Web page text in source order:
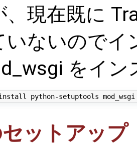
、現在既に
いないのでイ
をイン
ットアップ